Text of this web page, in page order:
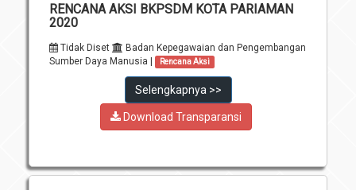
RENCANA AKSI BKPSDM KOTA PARIAMAN
2020
Tidak Diset
Badan Kepegawaian dan Pengembangan
Sumber Daya Manusia |
Rencana Aksi
Selengkapnya >>
Download Transparansi